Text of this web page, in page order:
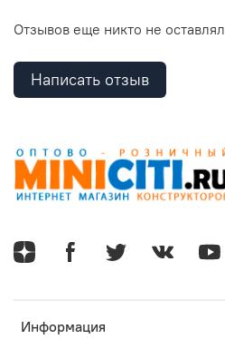
Отзывов еще никто не оставлял
Написать отзыв
Информация